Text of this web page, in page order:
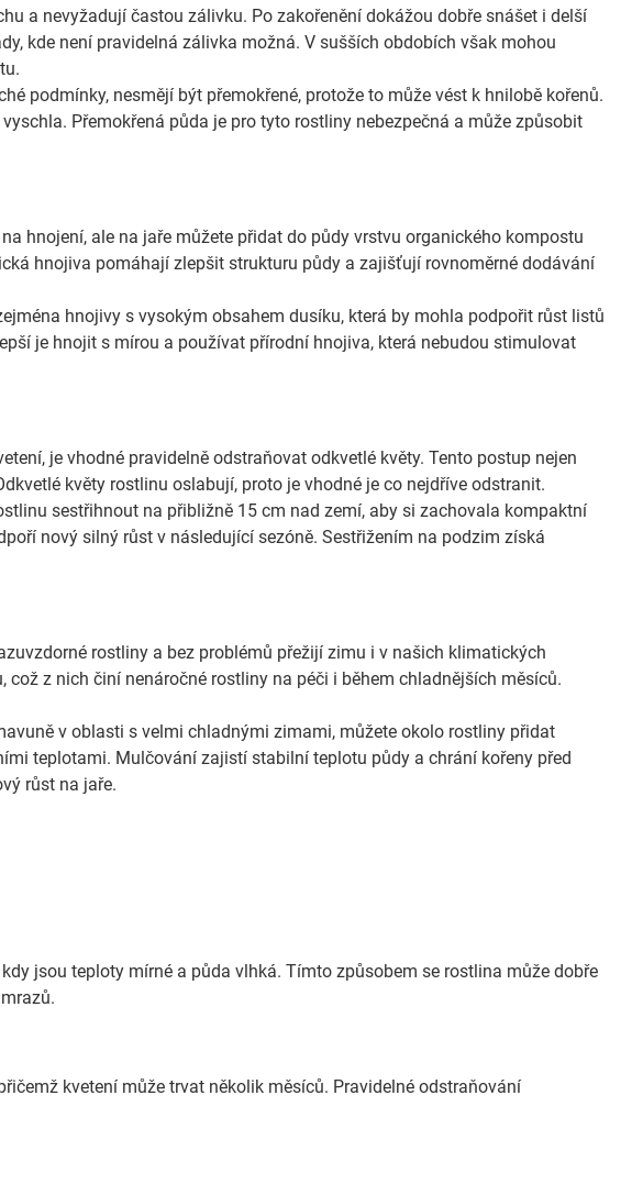
a nevyžadují častou zálivku. Po zakořenění dokážou dobře snášet i delší
kde není pravidelná zálivka možná. V sušších obdobích však mohou
podmínky, nesmějí být přemokřené, protože to může vést k hnilobě kořenů.
Přemokřená půda je pro tyto rostliny nebezpečná a může způsobit
hnojení, ale na jaře můžete přidat do půdy vrstvu organického kompostu
hnojiva pomáhají zlepšit strukturu půdy a zajišťují rovnoměrné dodávání
hnojivy s vysokým obsahem dusíku, která by mohla podpořit růst listů
je hnojit s mírou a používat přírodní hnojiva, která nebudou stimulovat
je vhodné pravidelně odstraňovat odkvetlé květy. Tento postup nejen
květy rostlinu oslabují, proto je vhodné je co nejdříve odstranit.
sestřihnout na přibližně 15 cm nad zemí, aby si zachovala kompaktní
nový silný růst v následující sezóně. Sestřižením na podzim získá
rostliny a bez problémů přežijí zimu i v našich klimatických
z nich činí nenáročné rostliny na péči i během chladnějších měsíců.
v oblasti s velmi chladnými zimami, můžete okolo rostliny přidat
teplotami. Mulčování zajistí stabilní teplotu půdy a chrání kořeny před
růst na jaře.
jsou teploty mírné a půda vlhká. Tímto způsobem se rostlina může dobře
kvetení může trvat několik měsíců. Pravidelné odstraňování